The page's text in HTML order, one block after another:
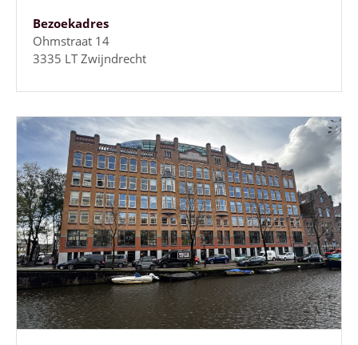
Bezoekadres
Ohmstraat 14
3335 LT Zwijndrecht